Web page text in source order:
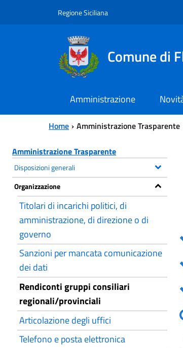
Regione Siciliana
Comune di
Amministrazione
Home Amministrazione Trasparente
Amministrazione Trasparente
Disposizioni generali
Organizzazione
Titolari di incarichi politici, di
amministrazione, di direzione o di
governo
Sanzioni per mancata comunicazione
dei dati
Rendiconti gruppi consiliari
regionali/provinciali
Articolazione degli uffici
Telefono e posta elettronica